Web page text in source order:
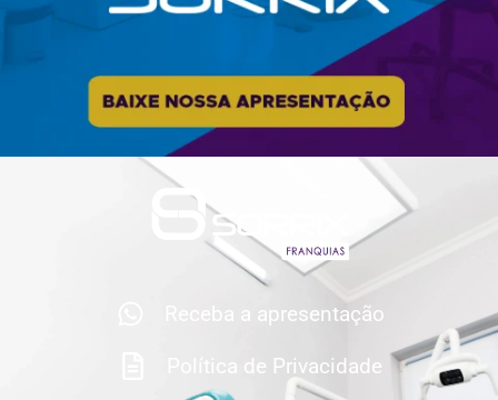
Receba a apresentação
Política de Privacidade